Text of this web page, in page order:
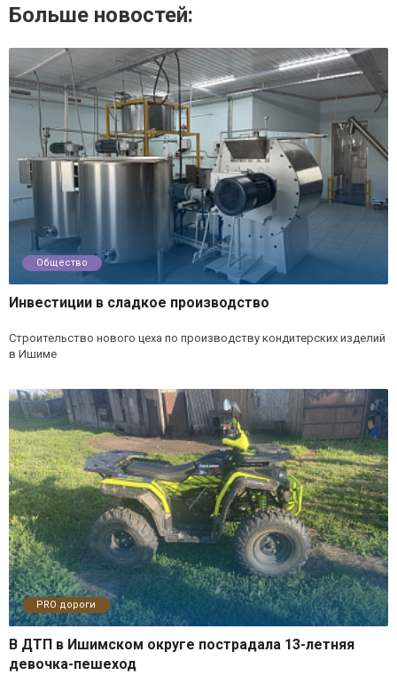
Больше новостей:
Общество
Инвестиции в сладкое производство
Строительство нового цеха по производству кондитерских изделий
в Ишиме
PRO дороги
В ДТП в Ишимском округе пострадала 13-летняя
девочка-пешеход